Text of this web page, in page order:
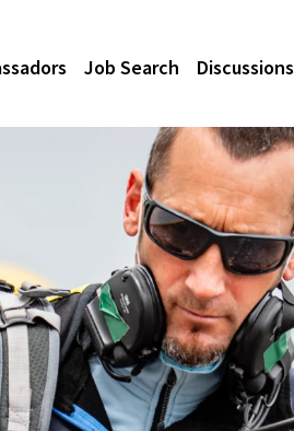
Job Search Discussions